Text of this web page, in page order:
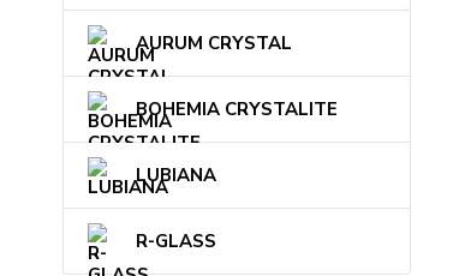
AURUM CRYSTAL
BOHEMIA CRYSTALITE
LUBIANA
R-GLASS